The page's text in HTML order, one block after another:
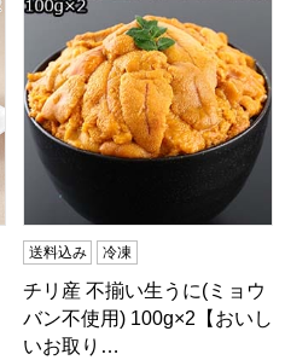
送料込み 冷凍
チリ産 不揃い生うに(ミョウ
バン不使用) 100g×2【おいし
いお取り…